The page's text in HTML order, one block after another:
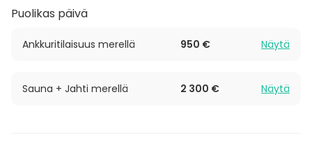
tilaisuudesta huoletta.
Voit varata erilaisia kokonaisuuksia merellä
mahdollistaa unohtumattomia elämyksiä ja
Puolikas päivä
Ankkuritilaisuus merellä 950 € Näytä
Sauna + Jahti merellä 2 300 € Näytä